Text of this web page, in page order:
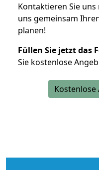
Kontaktieren Sie
uns gemeinsam
planen!
Füllen Sie jetzt das
Sie kostenlose